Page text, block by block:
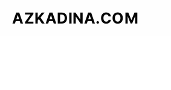
AZKADINA.COM